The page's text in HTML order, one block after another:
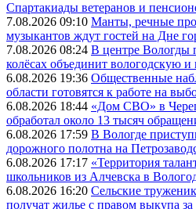
Спартакиады ветеранов и
7.08.2026 09:10 Манты, речные
музыкантов ждут гостей на Дне
7.08.2026 08:24 В центре Вологды
колёсах объединит вологодскую
6.08.2026 19:36 Общественные
области готовятся к работе на
6.08.2026 18:44 «Дом СВО» в
обработал около 13 тысяч
6.08.2026 17:59 В Вологде
дорожного полотна на
6.08.2026 17:17 «Территория
школьников из Алчевска в
6.08.2026 16:20 Сельские
получат жилье с правом выкупа